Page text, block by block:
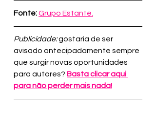
Fonte:Grupo Estante.
Publicidade: gostaria de ser
avisado antecipadamente sempre
que surgir novas oportunidades
para autores? Basta clicar aqui
para não perder mais nada!